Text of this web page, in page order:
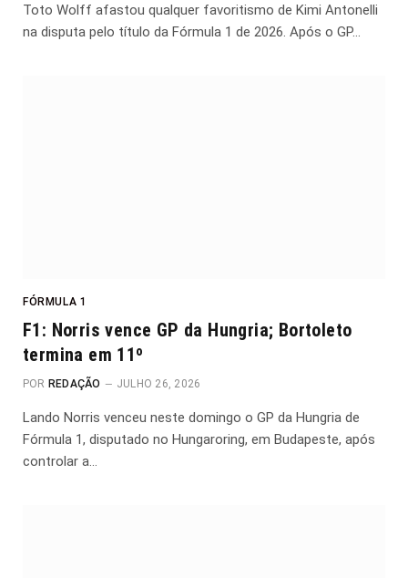
Toto Wolff afastou qualquer favoritismo de Kimi Antonelli
na disputa pelo título da Fórmula 1 de 2026. Após o GP…
FÓRMULA 1
F1: Norris vence GP da Hungria; Bortoleto
termina em 11º
POR REDAÇÃO JULHO 26, 2026
Lando Norris venceu neste domingo o GP da Hungria de
Fórmula 1, disputado no Hungaroring, em Budapeste, após
controlar a…